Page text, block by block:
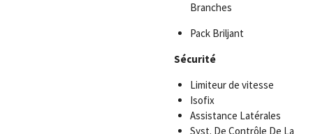
Branches
Pack Briljant
Sécurité
Limiteur de vitesse
Isofix
Assistance Latérales
Syst. De Contrôle De La